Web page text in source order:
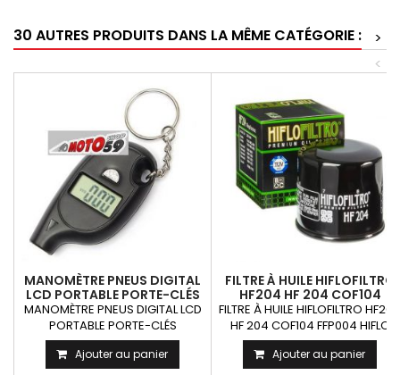
30 AUTRES PRODUITS DANS LA MÊME CATÉGORIE :
>
<
MANOMÈTRE PNEUS DIGITAL
LCD PORTABLE PORTE-CLÉS
MANOMÈTRE PNEUS DIGITAL LCD
PORTABLE PORTE-CLÉS
Ajouter au panier
FILTRE À HUILE HIFLOFILTRO
HF204 HF 204 COF104
FFP004
FILTRE À HUILE HIFLOFILTRO HF204
HF 204 COF104 FFP004 HIFLO
FILTRO OU ATHENA...
Ajouter au panier